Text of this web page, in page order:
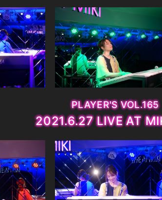
PLAYER'S VOL.165
2021.6.27 LIVE AT